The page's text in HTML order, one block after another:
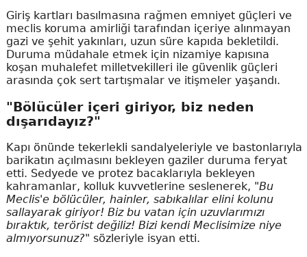
Giriş kartları basılmasına rağmen emniyet güçleri ve
meclis koruma amirliği tarafından içeriye alınmayan
gazi ve şehit yakınları, uzun süre kapıda bekletildi.
Duruma müdahale etmek için nizamiye kapısına
koşan muhalefet milletvekilleri ile güvenlik güçleri
arasında çok sert tartışmalar ve itişmeler yaşandı.
"Bölücüler içeri giriyor, biz neden
dışarıdayız?"
Kapı önünde tekerlekli sandalyeleriyle ve bastonlarıyla
barikatın açılmasını bekleyen gaziler duruma feryat
etti. Sedyede ve protez bacaklarıyla bekleyen
kahramanlar, kolluk kuvvetlerine seslenerek, "Bu
Meclis'e bölücüler, hainler, sabıkalılar elini kolunu
sallayarak giriyor! Biz bu vatan için uzuvlarımızı
bıraktık, terörist değiliz! Bizi kendi Meclisimize niye
almıyorsunuz?" sözleriyle isyan etti.